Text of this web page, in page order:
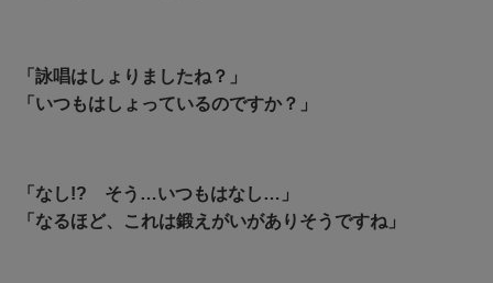
「詠唱はしょりましたね？」
「いつもはしょっているのですか？」
「なし!? そう…いつもはなし…」
「 なるほど、これは鍛えがいがありそうですね」